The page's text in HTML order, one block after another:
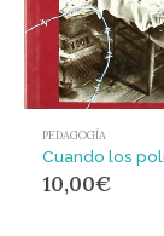
PEDAGOGÍA
10,00€